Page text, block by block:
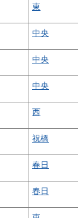
東
中央
中央
中央
西
祝橋
春日
春日